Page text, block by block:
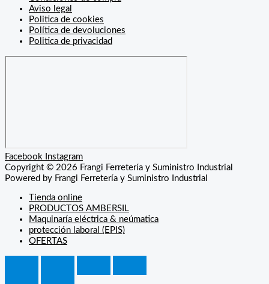
Aviso legal
Politica de cookies
Política de devoluciones
Politica de privacidad
Facebook
Instagram
Copyright © 2026 Frangi Ferretería y Suministro Industrial
Powered by Frangi Ferretería y Suministro Industrial
Tienda online
PRODUCTOS AMBERSIL
Maquinaría eléctrica & neúmatica
protección laboral (EPIS)
OFERTAS